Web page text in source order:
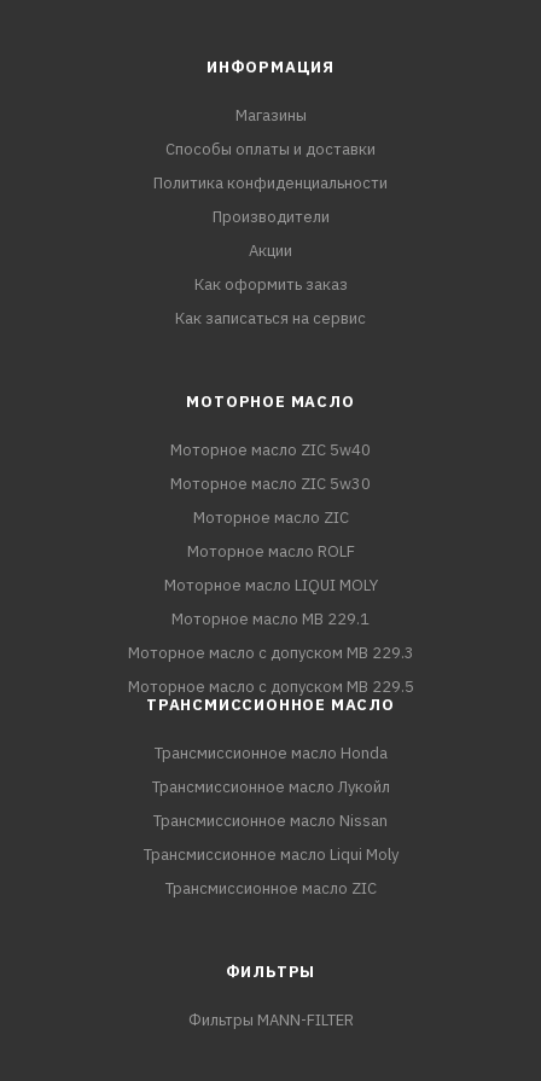
ИНФОРМАЦИЯ
Магазины
Способы оплаты и доставки
Политика конфиденциальности
Производители
Акции
Как оформить заказ
Как записаться на сервис
МОТОРНОЕ МАСЛО
Моторное масло ZIC 5w40
Моторное масло ZIC 5w30
Моторное масло ZIC
Моторное масло ROLF
Моторное масло LIQUI MOLY
Моторное масло MB 229.1
Моторное масло с допуском MB 229.3
Моторное масло с допуском MB 229.5
ТРАНСМИССИОННОЕ МАСЛО
Трансмиссионное масло Honda
Трансмиссионное масло Лукойл
Трансмиссионное масло Nissan
Трансмиссионное масло Liqui Moly
Трансмиссионное масло ZIC
ФИЛЬТРЫ
Фильтры MANN-FILTER